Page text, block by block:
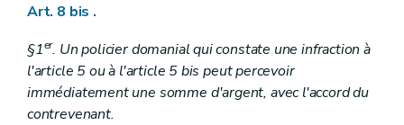
Art. 8 bis .
§1er. Un policier domanial qui constate une infraction à
l'article 5 ou à l'article 5bis peut percevoir
immédiatement une somme d'argent, avec l'accord du
contrevenant.